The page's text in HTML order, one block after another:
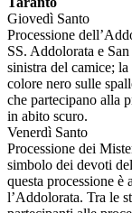
Giovedì Santo
Processione
SS. Addolorata e
sinistra del camice;
colore nero sulle
che partecipano alla
in abito scuro.
Venerdì Santo
Processione dei
simbolo dei devoti
questa processione
l’Addolorata. Tra le